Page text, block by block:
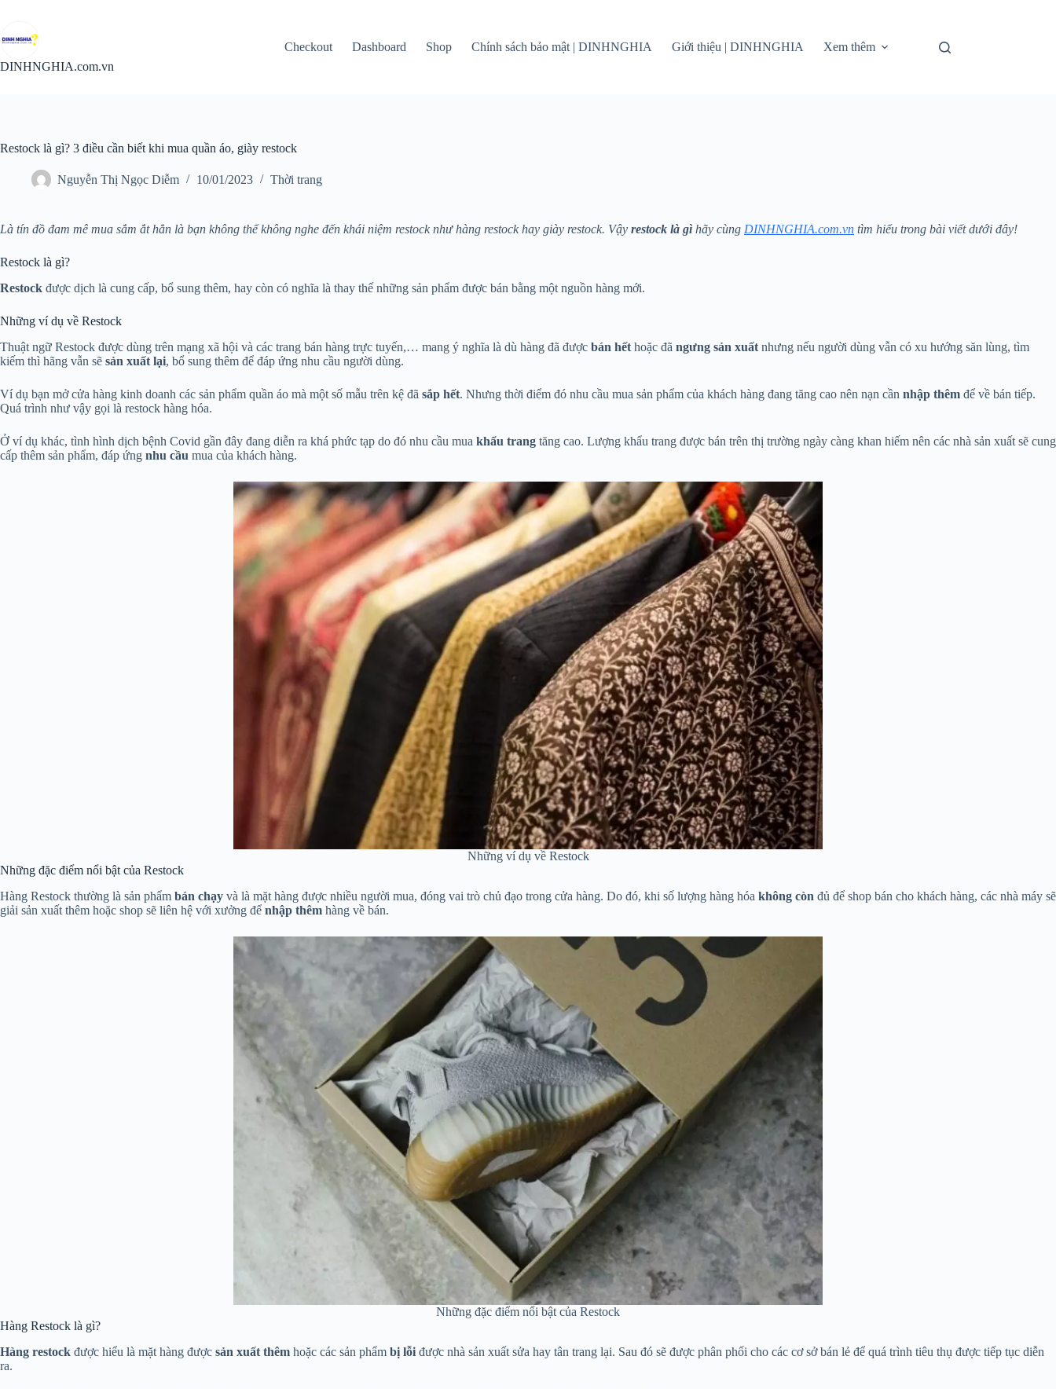
phần
nội
dung
DINHNGHIA.com.vn
Checkout Dashboard Shop Chính sách bảo mật | DINHNGHIA Giới thiệu | DINHNGHIA Xem thêm
Restock là gì? 3 điều cần biết khi mua quần áo, giày restock
Nguyễn Thị Ngọc Diễm 10/01/2023 Thời trang
Là tín đồ đam mê mua sắm ắt hẳn là bạn không thể không nghe đến khái niệm restock như hàng restock hay giày restock. Vậy restock là gì hãy cùng DINHNGHIA.com.vn tìm hiểu trong bài viết dưới đây!
Restock là gì?
Restock được dịch là cung cấp, bổ sung thêm, hay còn có nghĩa là thay thế những sản phẩm được bán bằng một nguồn hàng mới.
Những ví dụ về Restock
Thuật ngữ Restock được dùng trên mạng xã hội và các trang bán hàng trực tuyến,… mang ý nghĩa là dù hàng đã được bán hết hoặc đã ngưng sản xuất nhưng nếu người dùng vẫn có xu hướng săn lùng, tìm
kiếm thì hãng vẫn sẽ sản xuất lại, bổ sung thêm để đáp ứng nhu cầu người dùng.
Ví dụ bạn mở cửa hàng kinh doanh các sản phẩm quần áo mà một số mẫu trên kệ đã sắp hết. Nhưng thời điểm đó nhu cầu mua sản phẩm của khách hàng đang tăng cao nên nạn cần nhập thêm để về bán tiếp.
Quá trình như vậy gọi là restock hàng hóa.
Ở ví dụ khác, tình hình dịch bệnh Covid gần đây đang diễn ra khá phức tạp do đó nhu cầu mua khẩu trang tăng cao. Lượng khẩu trang được bán trên thị trường ngày càng khan hiếm nên các nhà sản xuất sẽ cung
cấp thêm sản phẩm, đáp ứng nhu cầu mua của khách hàng.
Những ví dụ về Restock
Những đặc điểm nổi bật của Restock
Hàng Restock thường là sản phẩm bán chạy và là mặt hàng được nhiều người mua, đóng vai trò chủ đạo trong cửa hàng. Do đó, khi số lượng hàng hóa không còn đủ để shop bán cho khách hàng, các nhà máy sẽ
giải sản xuất thêm hoặc shop sẽ liên hệ với xưởng để nhập thêm hàng về bán.
Những đặc điểm nổi bật của Restock
Hàng Restock là gì?
Hàng restock được hiểu là mặt hàng được sản xuất thêm hoặc các sản phẩm bị lỗi được nhà sản xuất sửa hay tân trang lại. Sau đó sẽ được phân phối cho các cơ sở bán lẻ để quá trình tiêu thụ được tiếp tục diễn
ra.